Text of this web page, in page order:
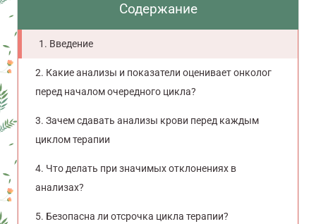
Содержание
Введение
Какие анализы и показатели оценивает онколог
перед началом очередного цикла?
Зачем сдавать анализы крови перед каждым
циклом терапии
Что делать при значимых отклонениях в
анализах?
Безопасна ли отсрочка цикла терапии?